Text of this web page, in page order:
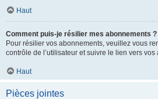
Haut
Comment puis-je résilier mes abonnements ?
Pour résilier vos abonnements, veuillez vous
contrôle de l’utilisateur et suivre le lien vers vos
Haut
Pièces jointes